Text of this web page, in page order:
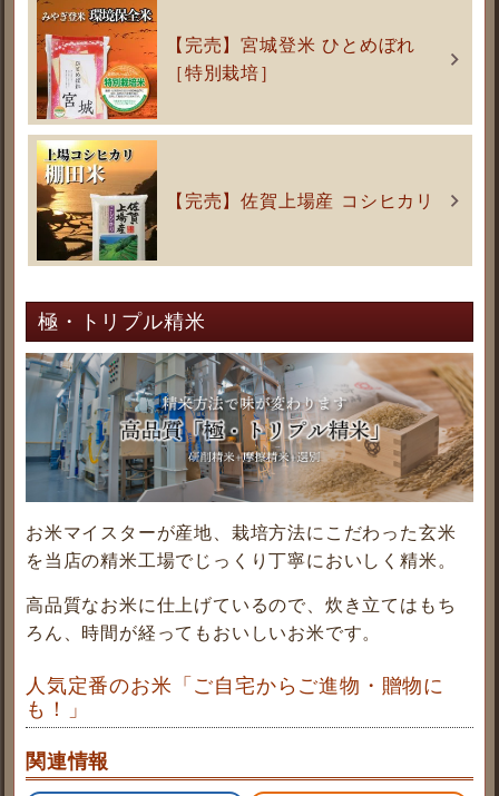
【完売】宮城登米 ひとめぼれ
［特別栽培］
【完売】佐賀上場産 コシヒカリ
極・トリプル精米
お米マイスターが産地、栽培方法にこだわった玄米
を当店の精米工場でじっくり丁寧においしく精米。
高品質なお米に仕上げているので、炊き立てはもち
ろん、時間が経ってもおいしいお米です。
人気定番のお米「ご自宅からご進物・贈物に
も！」
関連情報